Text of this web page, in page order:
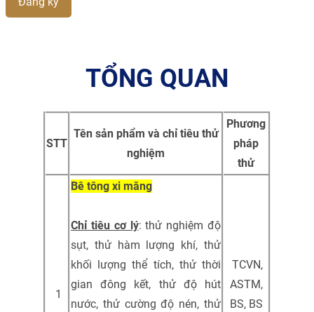
TỔNG QUAN
STT
Tên sản phẩm và chỉ tiêu thử
nghiệm
Phương
pháp
thử
1
Bê tông xi măng
Chỉ tiêu cơ lý: thử nghiệm độ
sụt, thử hàm lượng khí, thử
khối lượng thể tích, thử thời
gian đông kết, thử độ hút
nước, thử cường độ nén, thử
TCVN,
ASTM,
BS, BS